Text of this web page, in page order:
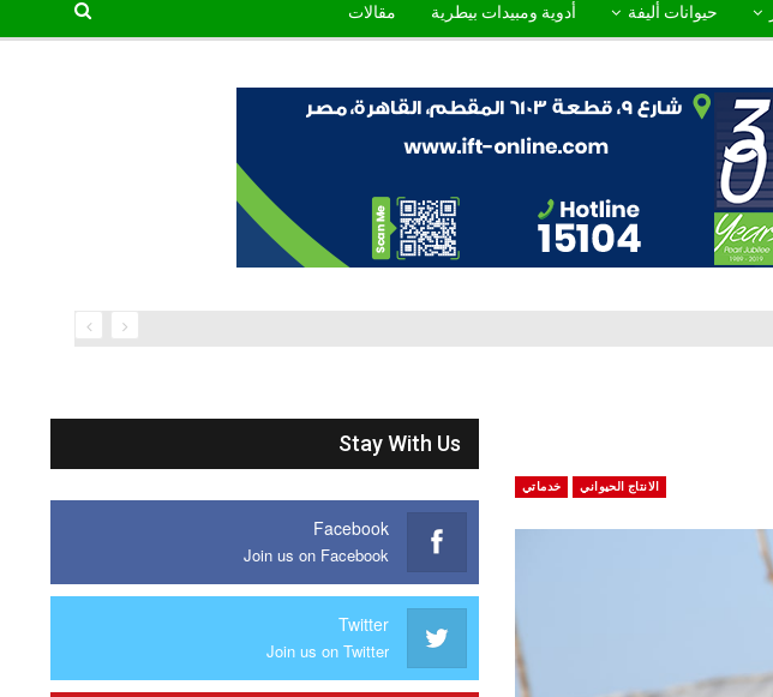
حيوانات أليفة أدوية ومبيدات بيطرية مقالات
الانتاج الحيواني خدماتي
Stay With Us
Facebook
Join us on Facebook
Twitter
Join us on Twitter